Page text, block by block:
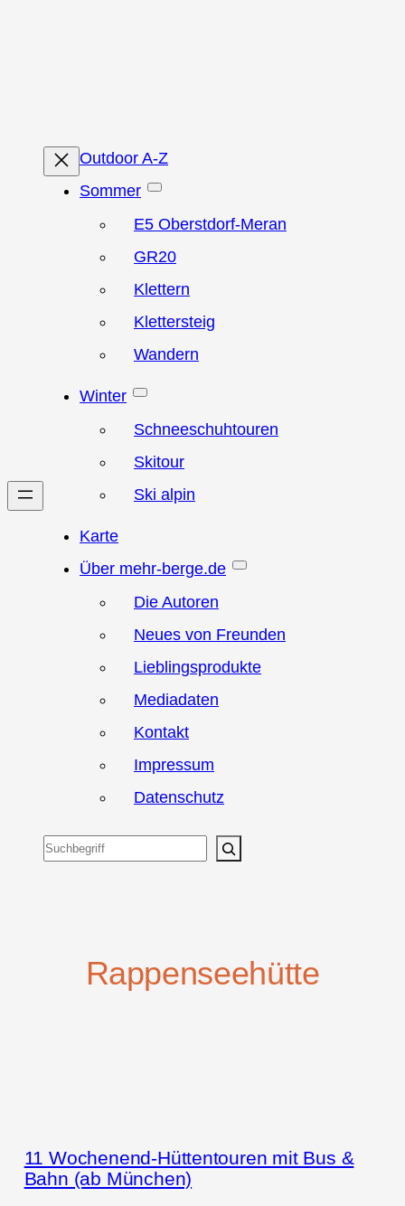
Outdoor A-Z
Sommer
E5 Oberstdorf-Meran
GR20
Klettern
Klettersteig
Wandern
Winter
Schneeschuhtouren
Skitour
Ski alpin
Karte
Über mehr-berge.de
Die Autoren
Neues von Freunden
Lieblingsprodukte
Mediadaten
Kontakt
Impressum
Datenschutz
Suchen
Rappenseehütte
11 Wochenend-Hüttentouren mit Bus &
Bahn (ab München)